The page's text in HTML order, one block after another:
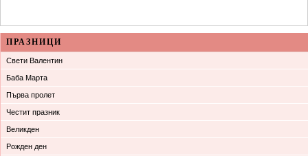
ПРАЗНИЦИ
Свети Валентин
Баба Марта
Първа пролет
Честит празник
Великден
Рожден ден